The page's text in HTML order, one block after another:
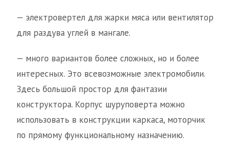
— электровертел для жарки мяса или вентилятор
для раздува углей в мангале.
— много вариантов более сложных, но и более
интересных. Это всевозможные электромобили.
Здесь большой простор для фантазии
конструктора. Корпус шуруповерта можно
использовать в конструкции каркаса, моторчик
по прямому функциональному назначению.